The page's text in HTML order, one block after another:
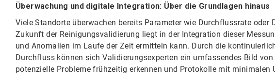
Überwachung und digitale Integration: Über die Grundlagen hinaus
Viele Standorte überwachen bereits Parameter wie Durchflussrate oder
Zukunft der Reinigungsvalidierung liegt in der Integration dieser
und Anomalien im Laufe der Zeit ermitteln kann. Durch die
Durchfluss können sich Validierungsexperten ein umfassendes Bild
potenzielle Probleme frühzeitig erkennen und Protokolle mit minimalen